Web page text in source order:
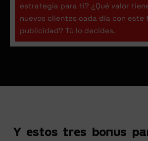
estrategia para ti? ¿Qué valor
nuevos clientes cada día con este
publicidad? Tú lo decides.
Y estos tres bonus